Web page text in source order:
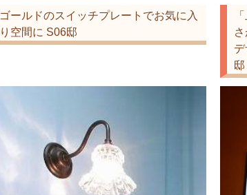
ゴールドのスイッチプレートでお気に入
り空間に S06邸
邸